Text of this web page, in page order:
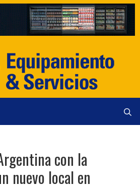
con la
nuevo local en